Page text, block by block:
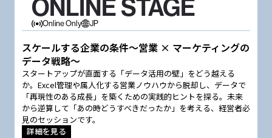
ONLINE STAGE
Online Only JP
スケールする企業の条件〜営業 × マーケティングの
データ戦略〜
スタートアップが直面する「データ活用の壁」をどう越える
か。Excel管理や属人化する営業ノウハウから脱却し、データで
「再現性のある成長」を築くための実践的ヒントを探る。未来
から逆算して「あの時どうすべきだったか」を考える、経営者必
見のセッションです。
詳細を見る